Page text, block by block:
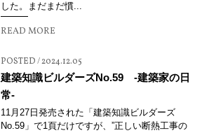
した。まだまだ慣...
READ MORE
POSTED / 2024.12.05
建築知識ビルダーズNo.59 -建築家の日
常-
11月27日発売された「建築知識ビルダーズ
No.59」で1頁だけですが、”正しい断熱工事の